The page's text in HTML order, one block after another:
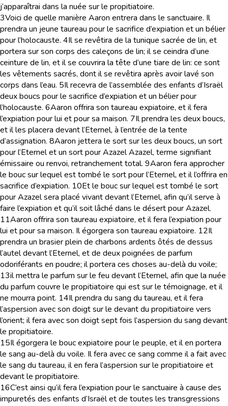
j’apparaîtrai dans la nuée sur le propitiatoire.
3Voici de quelle manière Aaron entrera dans le sanctuaire. Il
prendra un jeune taureau pour le sacrifice d’expiation et un bélier
pour l’holocauste. 4Il se revêtira de la tunique sacrée de lin, et
portera sur son corps des caleçons de lin; il se ceindra d’une
ceinture de lin, et il se couvrira la tête d’une tiare de lin: ce sont
les vêtements sacrés, dont il se revêtira après avoir lavé son
corps dans l’eau. 5Il recevra de l’assemblée des enfants d’Israël
deux boucs pour le sacrifice d’expiation et un bélier pour
l’holocauste. 6Aaron offrira son taureau expiatoire, et il fera
l’expiation pour lui et pour sa maison. 7Il prendra les deux boucs,
et il les placera devant l’Eternel, à l’entrée de la tente
d’assignation. 8Aaron jettera le sort sur les deux boucs, un sort
pour l’Eternel et un sort pour AzazelAzazel, terme signifiant
émissaire ou renvoi, retranchement total. 9Aaron fera approcher
le bouc sur lequel est tombé le sort pour l’Eternel, et il l’offrira en
sacrifice d’expiation. 10Et le bouc sur lequel est tombé le sort
pour Azazel sera placé vivant devant l’Eternel, afin qu’il serve à
faire l’expiation et qu’il soit lâché dans le désert pour Azazel.
11Aaron offrira son taureau expiatoire, et il fera l’expiation pour
lui et pour sa maison. Il égorgera son taureau expiatoire. 12Il
prendra un brasier plein de charbons ardents ôtés de dessus
l’autel devant l’Eternel, et de deux poignées de parfum
odoriférants en poudre; il portera ces choses au-delà du voile;
13il mettra le parfum sur le feu devant l’Eternel, afin que la nuée
du parfum couvre le propitiatoire qui est sur le témoignage, et il
ne mourra point. 14Il prendra du sang du taureau, et il fera
l’aspersion avec son doigt sur le devant du propitiatoire vers
l’orient; il fera avec son doigt sept fois l’aspersion du sang devant
le propitiatoire.
15Il égorgera le bouc expiatoire pour le peuple, et il en portera
le sang au-delà du voile. Il fera avec ce sang comme il a fait avec
le sang du taureau, il en fera l’aspersion sur le propitiatoire et
devant le propitiatoire.
16C’est ainsi qu’il fera l’expiation pour le sanctuaire à cause des
impuretés des enfants d’Israël et de toutes les transgressions